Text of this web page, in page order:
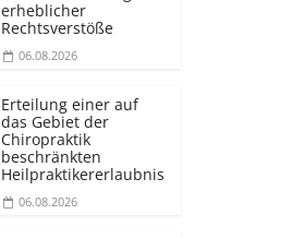
erheblicher
Rechtsverstöße
06.08.2026
Erteilung einer auf
das Gebiet der
Chiropraktik
beschränkten
Heilprakti­kererlaubnis
06.08.2026